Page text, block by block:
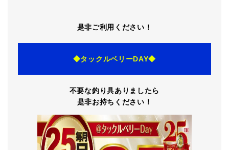
是非ご利用ください！
◆タックルベリーDAY◆
不要な釣り具ありましたら
是非お持ちください！